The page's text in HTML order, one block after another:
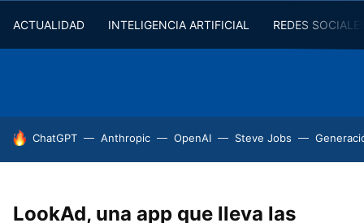
ACTUALIDAD INTELIGENCIA ARTIFICIAL REDES
HOY SE HABLA DE
ChatGPT Anthropic OpenAI Steve Jobs
LookAd, una app que lleva las